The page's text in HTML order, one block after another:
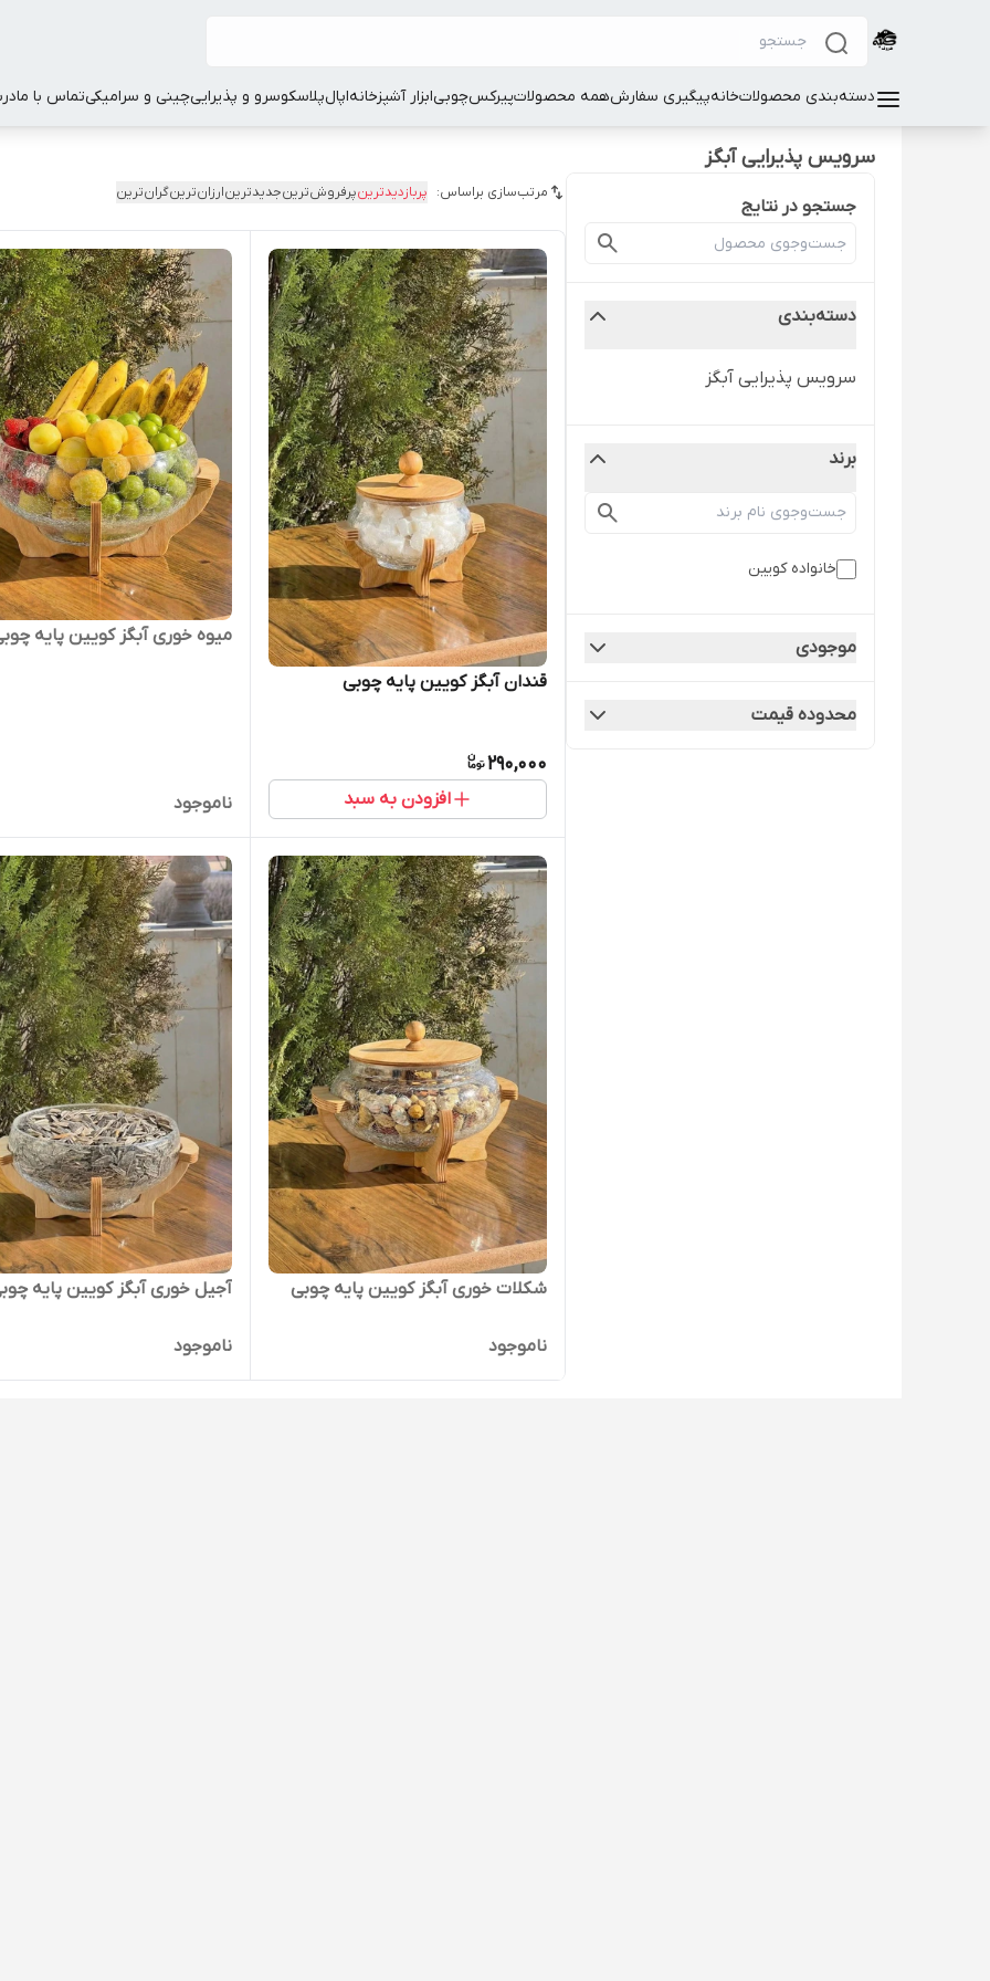
دسته‌بندی محصولاتخانهپیگیری سفارشهمه محصولاتپیرکسچوبیابزار آشپزخانهاپالپلاسکوسرو و پذیراییچینی و سرامیکیتماس با ما
سرویس پذیرایی آبگز
جستجو در نتایج
دسته‌بندی
سرویس پذیرایی آبگز
برند
خانواده کویین
موجودی
محدوده قیمت
مرتب‌سازی براساس: پربازدیدترینپرفروش‌ترینجدیدترینارزان‌ترینگران‌ترین
قندان آبگز کویین پایه چوبی
290,000
افزودن به سبد
میوه خوری آبگز کویین پایه
ناموجود
شکلات خوری آبگز کویین پایه چوبی
ناموجود
آجیل خوری آبگز کویین پایه
ناموجود